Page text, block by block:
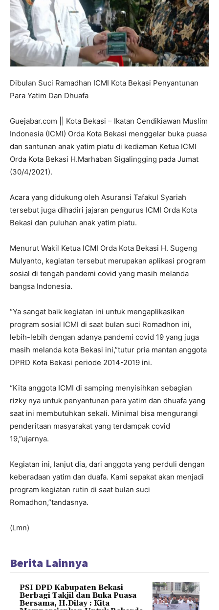
Dibulan Suci Ramadhan ICMI Kota Bekasi Penyantunan
Para Yatim Dan Dhuafa
Guejabar.com || Kota Bekasi – Ikatan Cendikiawan Muslim
Indonesia (ICMI) Orda Kota Bekasi menggelar buka puasa
dan santunan anak yatim piatu di kediaman Ketua ICMI
Orda Kota Bekasi H.Marhaban Sigalingging pada Jumat
(30/4/2021).
Acara yang didukung oleh Asuransi Tafakul Syariah
tersebut juga dihadiri jajaran pengurus ICMI Orda Kota
Bekasi dan puluhan anak yatim piatu.
Menurut Wakil Ketua ICMI Orda Kota Bekasi H. Sugeng
Mulyanto, kegiatan tersebut merupakan aplikasi program
sosial di tengah pandemi covid yang masih melanda
bangsa Indonesia.
“Ya sangat baik kegiatan ini untuk mengaplikasikan
program sosial ICMI di saat bulan suci Romadhon ini,
lebih-lebih dengan adanya pandemi covid 19 yang juga
masih melanda kota Bekasi ini,”tutur pria mantan anggota
DPRD Kota Bekasi periode 2014-2019 ini.
“Kita anggota ICMI di samping menyisihkan sebagian
rizky nya untuk penyantunan para yatim dan dhuafa yang
saat ini membutuhkan sekali. Minimal bisa mengurangi
penderitaan masyarakat yang terdampak covid
19,”ujarnya.
Kegiatan ini, lanjut dia, dari anggota yang perduli dengan
keberadaan yatim dan duafa. Kami sepakat akan menjadi
program kegiatan rutin di saat bulan suci
Romadhon,”tandasnya.
(Lmn)
Berita Lainnya
PSI DPD Kabupaten Bekasi
Berbagi Takjil dan Buka Puasa
Bersama, H.Dilay : Kita